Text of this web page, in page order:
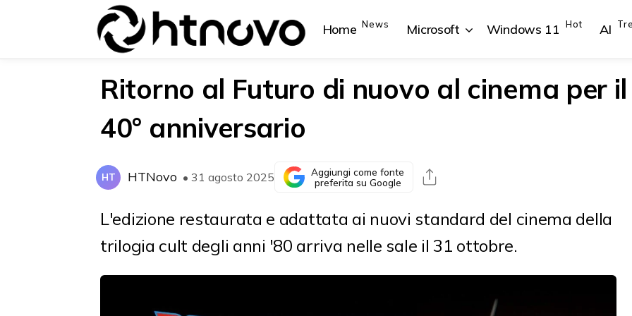
Home News Microsoft
{{POSTS[0].LABEL}}
Windows 11 Hot AI
{{POSTS[0].LABEL}}
Ritorno al Futuro di nuovo al cinema per il
40° anniversario
HT HTNovo • 31 agosto 2025
Aggiungi come fonte
preferita su Google
L'edizione restaurata e adattata ai nuovi standard del cinema della
trilogia cult degli anni '80 arriva nelle sale il 31 ottobre.